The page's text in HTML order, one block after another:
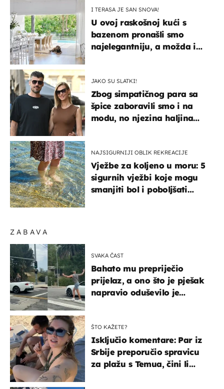
ZABAVA
SVAKA ČAST
Bahato mu prepriječio
prijelaz, a ono što je pješak
napravio oduševilo je
ŠTO KAŽETE?
Isključio komentare: Par iz
Srbije preporučio spravicu
za plažu s Temua, čini li
I TERASA JE SAN SNOVA!
U ovoj raskošnoj kući s
bazenom pronašli smo
najelegantniju, a možda i
JAKO SU SLATKI!
Zbog simpatičnog para sa
špice zaboravili smo i na
modu, no njezina haljina
NAJSIGURNIJI OBLIK REKREACIJE
Vježbe za koljeno u moru: 5
sigurnih vježbi koje mogu
smanjiti bol i poboljšati